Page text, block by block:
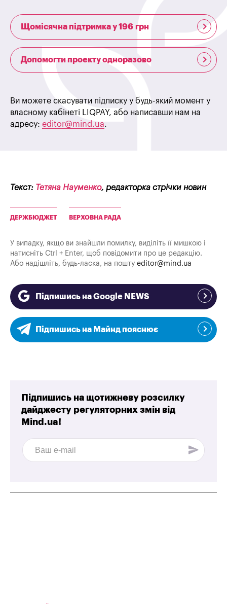
Щомісячна підтримка у 196 грн
Допомогти проекту одноразово
Ви можете скасувати підписку у будь-який момент у
власному кабінеті LIQPAY, або написавши нам на
адресу: editor@mind.ua.
Текст: Тетяна Науменко, редакторка стрічки новин
ДЕРЖБЮДЖЕТ ВЕРХОВНА РАДА
У випадку, якщо ви знайшли помилку, виділіть її мишкою і
натисніть Ctrl + Enter, щоб повідомити про це редакцію.
Або надішліть, будь-ласка, на пошту editor@mind.ua
Підпишись на Google NEWS
Підпишись на Майнд пояснює
Підпишись на щотижневу розсилку
дайджесту регуляторних змін від
Mind.ua!